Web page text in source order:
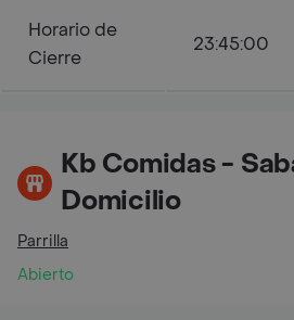
Horario de
Cierre
23:45:00
Kb Comidas -
Domicilio
Parrilla
Abierto